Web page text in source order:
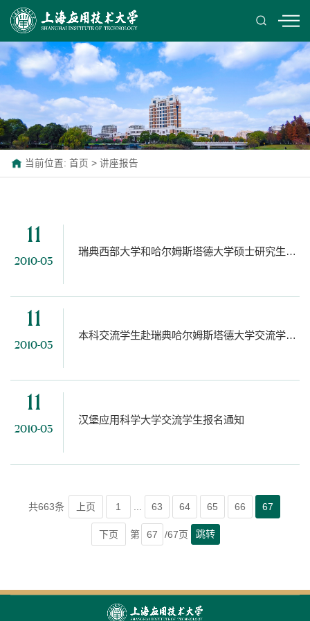
当前位置:首页 >讲座报告
11
2010-03
瑞典西部大学和哈尔姆斯塔德大学硕士研究生项目
11
2010-03
本科交流学生赴瑞典哈尔姆斯塔德大学交流学习项目
11
2010-03
汉堡应用科学大学交流学生报名通知
共663条 上页 1 63 64 65 66 67
下页 第 /67页 跳转